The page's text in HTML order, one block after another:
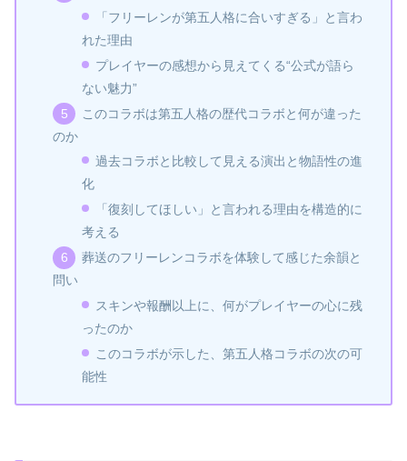
「フリーレンが第五人格に合いすぎる」と言わ
れた理由
プレイヤーの感想から見えてくる“公式が語ら
ない魅力”
このコラボは第五人格の歴代コラボと何が違った
のか
過去コラボと比較して見える演出と物語性の進
化
「復刻してほしい」と言われる理由を構造的に
考える
葬送のフリーレンコラボを体験して感じた余韻と
問い
スキンや報酬以上に、何がプレイヤーの心に残
ったのか
このコラボが示した、第五人格コラボの次の可
能性